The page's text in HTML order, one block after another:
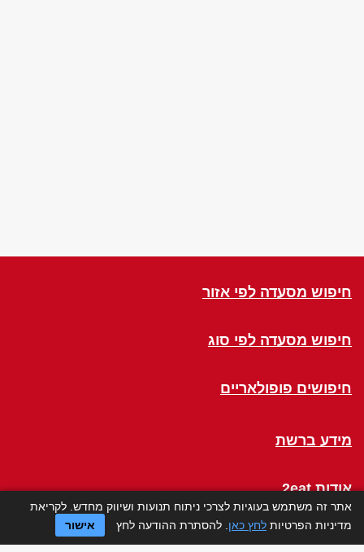
חיפוש מסעדה לפי אזור
חיפוש מסעדה לפי סוג
חיפושים פופולאריים
מידע ברשת
אודות 2eat
Click a Table
אתר זה משתמש בעוגיות לצרכי ניתוח תנועות ושיווק מחדש. לקריאת
מדיניות הפרטיות לחץ כאן . להסתרת ההודעה לחץ אישור